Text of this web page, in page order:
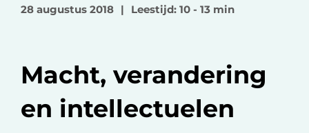
c
b
n
28 augustus 2018 | Leestijd: 10 - 13 min
Macht, verandering
en intellectuelen